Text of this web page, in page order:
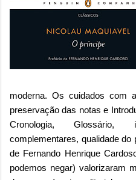
moderna. Os cuidados com
preservação das notas e
Cronologia, Glossário,
complementares, qualidade do
de Fernando Henrique
podemos negar) valorizaram